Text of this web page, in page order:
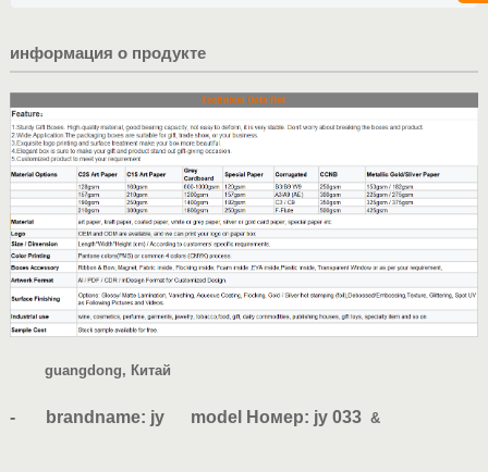
информация о продукте
guangdong, Китай
- brandname: jy model Номер: jy 033 &